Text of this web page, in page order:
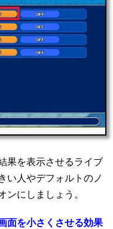
果を表示させるライブ
い人やデフォルトのノ
ンにしましょう。
面を小さくさせる効果